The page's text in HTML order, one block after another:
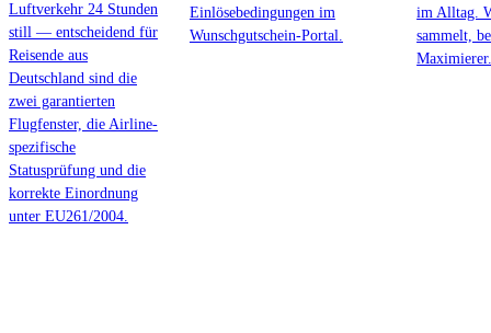
Luftverkehr 24 Stunden
still — entscheidend für
Reisende aus
Deutschland sind die
zwei garantierten
Flugfenster, die Airline-
spezifische
Statusprüfung und die
korrekte Einordnung
unter EU261/2004.
Einlösebedingungen im
Wunschgutschein-Portal.
im Alltag.
sammelt,